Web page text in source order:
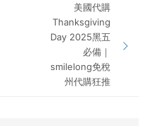
美國代購
Thanksgiving
Day 2025黑五
必備｜
smilelong免稅
州代購狂推